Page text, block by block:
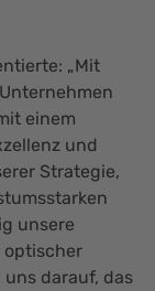
„Mit
einem
und
Strategie,
unsere
optischer
uns darauf, das